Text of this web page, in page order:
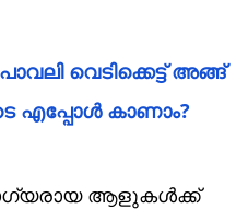
വെടിക്കെട്ട് അങ്ങ്
എപ്പോള്‍ കാണാം?
ആളുകള്‍ക്ക്